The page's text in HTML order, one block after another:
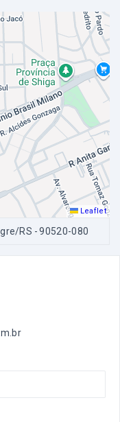
Leaflet
RS - 90520-080